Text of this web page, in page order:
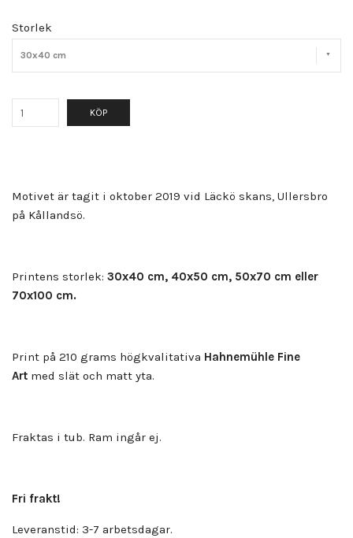
Storlek
30x40 cm
KÖP
Motivet är tagit i oktober 2019 vid Läckö skans, Ullersbro
på Kållandsö.
Printens storlek: 30x40 cm, 40x50 cm, 50x70 cm eller
70x100 cm.
Print på 210 grams högkvalitativa Hahnemühle Fine
Art med slät och matt yta.
Fraktas i tub. Ram ingår ej.
Fri frakt!
Leveranstid: 3-7 arbetsdagar.